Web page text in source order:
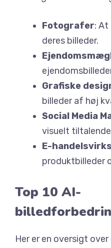
Fotografer:
deres billeder.
Grafiske
billeder af høj
Social Media
visuelt
E-
produktbilleder
Top 10 AI-
Her er en oversigt